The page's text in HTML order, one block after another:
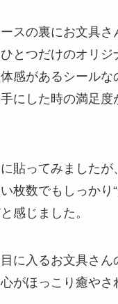
スの裏にお文具さ
とつだけのオリジ
感があるシールな
にした時の満足度
貼ってみましたが、
枚数でもしっかり
感じました。
に入るお文具さん
がほっこり癒やさ